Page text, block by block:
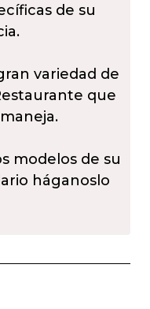
de su
variedad de
que
modelos de su
háganoslo